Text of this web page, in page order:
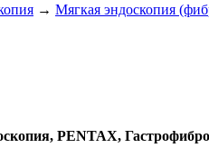
→ Мягкая эндоскопия
PENTAX,